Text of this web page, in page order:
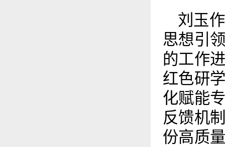
刘玉
思想引
的工作
红色研
化赋能
反馈机
份高质